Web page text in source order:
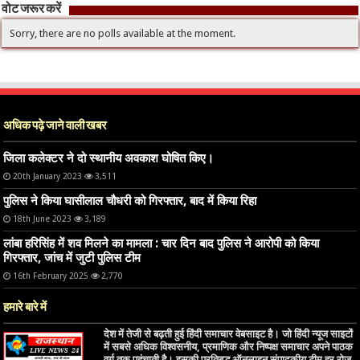
वोट जरूर करें
Sorry, there are no polls available at the moment.
अधिक पढ़े जाने वाली खबर
जिला कलेक्टर ने दो स्थानीय अवकाश घोषित किए।
20th January 2023 3,511
पुलिस ने किया घासीलाल चौधरी को गिरफ्तार, बाद में किया रिहा
18th June 2023 3,189
लांबा हरिसिंह में शव मिलने का मामला : चार दिन बाद पुलिस ने आरोपी को किया
गिरफ्तार, जांच में जुटी पुलिस टीम
16th February 2025 2,770
हमारे बारे में
देश में तेजी से बढ़ती हुई हिंदी समाचार वेबसाइट है। जो हिंदी न्यूज साइटों
में सबसे अधिक विश्वसनीय, प्रमाणिक और निष्पक्ष समाचार अपने पाठक